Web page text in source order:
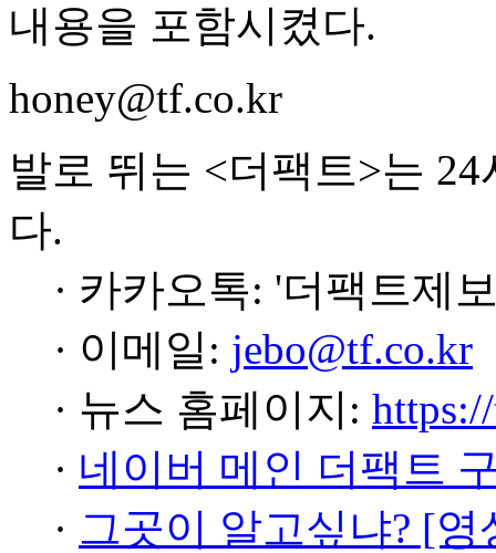
내용을 포함시켰다.
honey@tf.co.kr
발로 뛰는 <더팩트>는
다.
· 카카오톡: '더팩트제
· 이메일: jebo@tf.co.kr
· 뉴스 홈페이지:
· 네이버 메인 더팩트
· 그곳이 알고싶냐? [